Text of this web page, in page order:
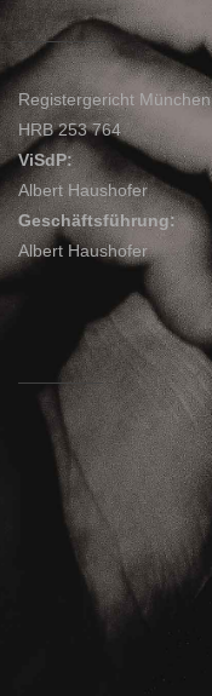
Registergericht München
HRB 253 764
ViSdP:
Albert Haushofer
Geschäftsführung:
Albert Haushofer